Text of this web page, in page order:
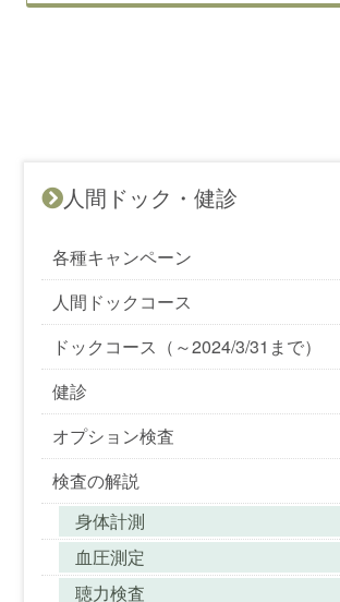
人間ドック・健診
各種キャンペーン
人間ドックコース
ドックコース（～2024/3/31まで）
健診
オプション検査
検査の解説
身体計測
血圧測定
聴力検査